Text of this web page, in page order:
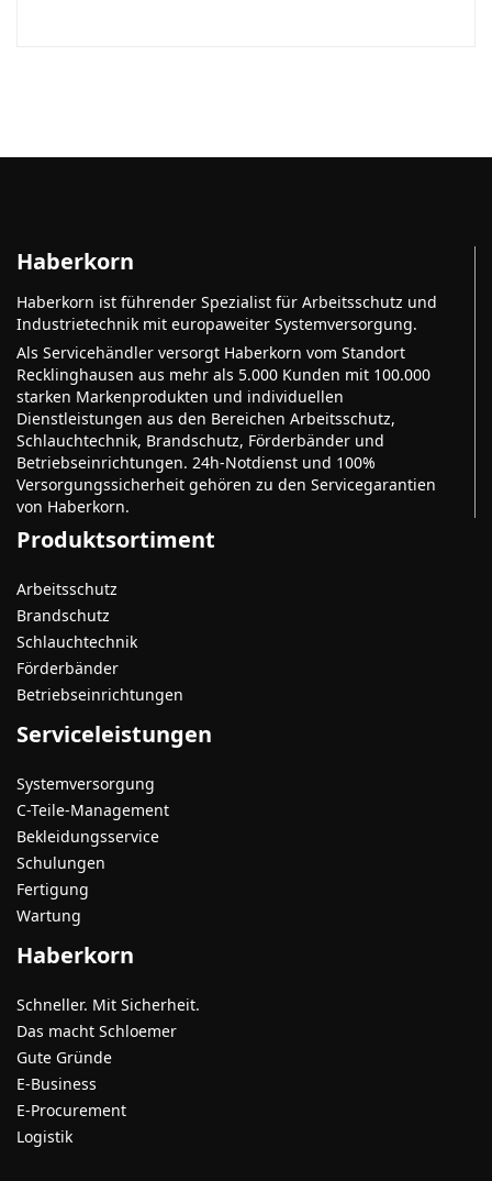
Haberkorn
Haberkorn ist führender Spezialist für Arbeitsschutz und
Industrietechnik mit europaweiter Systemversorgung.
Als Servicehändler versorgt Haberkorn vom Standort
Recklinghausen aus mehr als 5.000 Kunden mit 100.000
starken Markenprodukten und individuellen
Dienstleistungen aus den Bereichen Arbeitsschutz,
Schlauchtechnik, Brandschutz, Förderbänder und
Betriebseinrichtungen. 24h-Notdienst und 100%
Versorgungssicherheit gehören zu den Servicegarantien
von Haberkorn.
Produktsortiment
Arbeitsschutz
Brandschutz
Schlauchtechnik
Förderbänder
Betriebseinrichtungen
Serviceleistungen
Systemversorgung
C-Teile-Management
Bekleidungsservice
Schulungen
Fertigung
Wartung
Haberkorn
Schneller. Mit Sicherheit.
Das macht Schloemer
Gute Gründe
E-Business
E-Procurement
Logistik